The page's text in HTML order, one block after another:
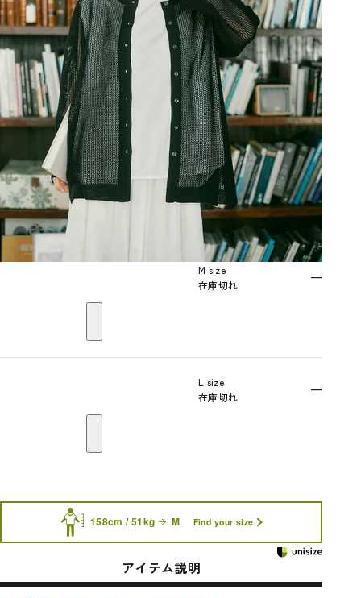
M size
在庫切れ
—
L size
在庫切れ
—
158cm / 51kg M Find your size
アイテム説明